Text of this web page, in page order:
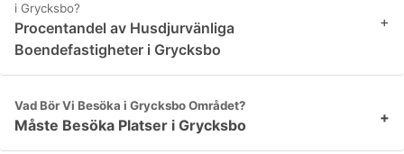
i Grycksbo?
Procentandel av Husdjurvänliga
Boendefastigheter i Grycksbo
+
Vad Bör Vi Besöka i Grycksbo Området?
Måste Besöka Platser i Grycksbo +